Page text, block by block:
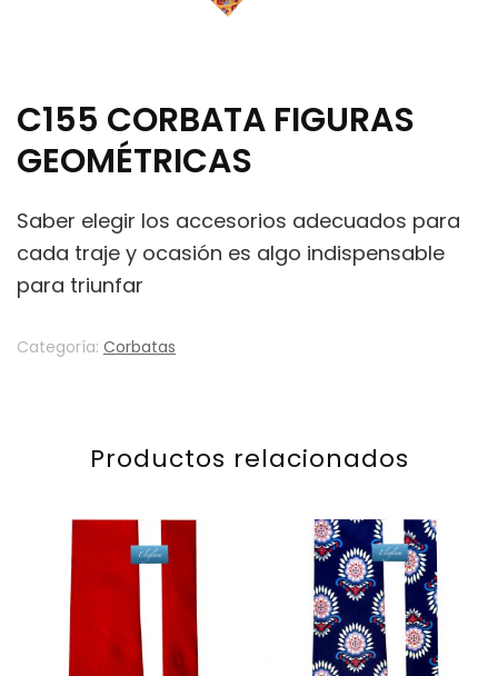
C155 CORBATA FIGURAS
GEOMÉTRICAS
Saber elegir los accesorios adecuados para
cada traje y ocasión es algo indispensable
para triunfar
Categoría: Corbatas
Productos relacionados